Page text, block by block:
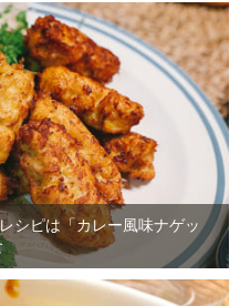
シピは「カレー風味ナゲッ